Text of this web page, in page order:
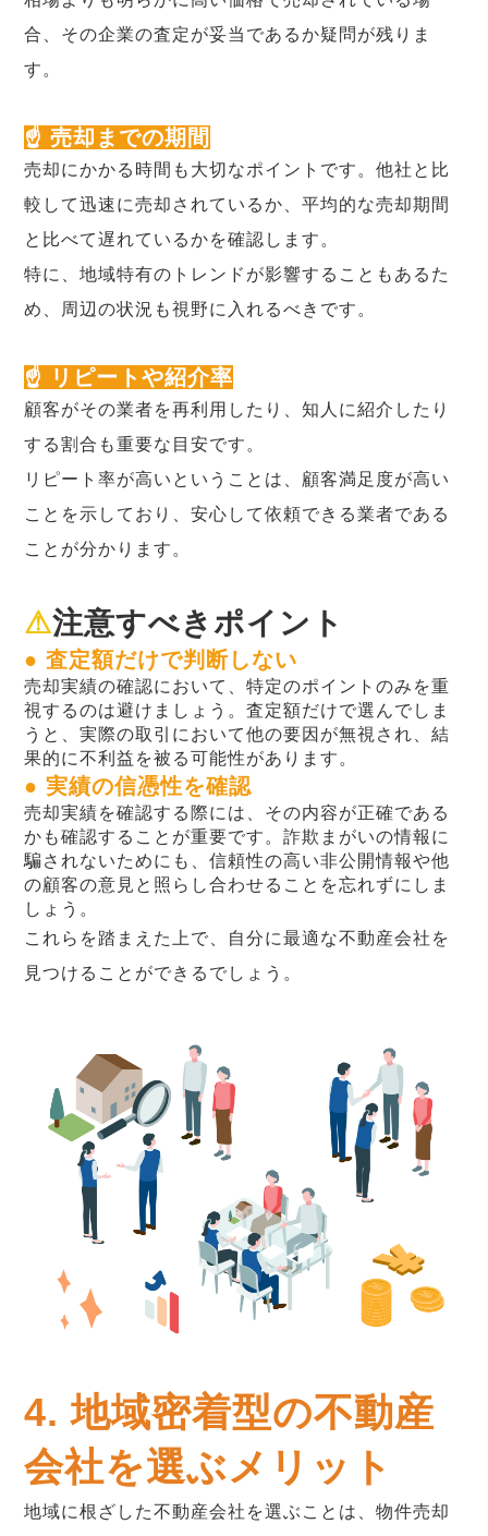
合、その企業の査定が妥当であるか疑問が残りま
す。
☝ 売却までの期間
売却にかかる時間も大切なポイントです。他社と比
較して迅速に売却されているか、平均的な売却期間
と比べて遅れているかを確認します。
特に、地域特有のトレンドが影響することもあるた
め、周辺の状況も視野に入れるべきです。
☝ リピートや紹介率
顧客がその業者を再利用したり、知人に紹介したり
する割合も重要な目安です。
リピート率が高いということは、顧客満足度が高い
ことを示しており、安心して依頼できる業者である
ことが分かります。
⚠注意すべきポイント
● 査定額だけで判断しない
売却実績の確認において、特定のポイントのみを重
視するのは避けましょう。査定額だけで選んでしま
うと、実際の取引において他の要因が無視され、結
果的に不利益を被る可能性があります。
● 実績の信憑性を確認
売却実績を確認する際には、その内容が正確である
かも確認することが重要です。詐欺まがいの情報に
騙されないためにも、信頼性の高い非公開情報や他
の顧客の意見と照らし合わせることを忘れずにしま
しょう。
これらを踏まえた上で、自分に最適な不動産会社を
見つけることができるでしょう。
4. 地域密着型の不動産
会社を選ぶメリット
地域に根ざした不動産会社を選ぶことは、物件売却